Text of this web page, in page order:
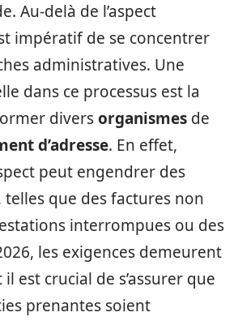
Au-delà de l’aspect
impératif de se concentrer
administratives. Une
dans ce processus est la
diversorganismes de
d’adresse. En effet,
peut engendrer des
que des factures non
interrompues ou des
les exigences demeurent
est crucial de s’assurer que
prenantes soient